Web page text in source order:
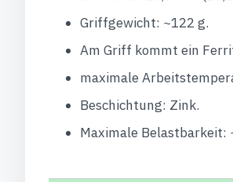
Griffgewicht: ~122 g.
Am Griff kommt ein
maximale
Beschichtung: Zink.
Maximale Belastbarkeit: